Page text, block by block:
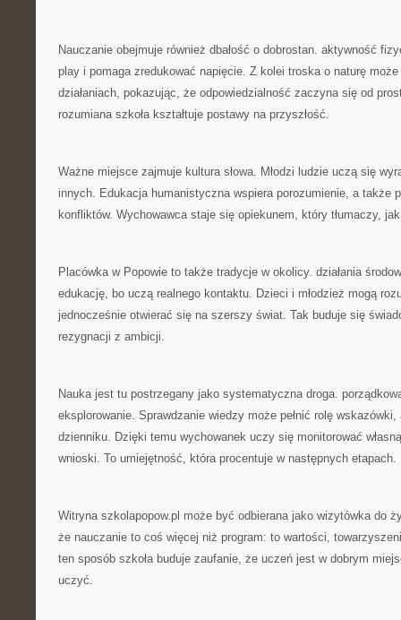
Nauczanie obejmuje również dbałość o dobrostan. aktywność
play i pomaga zredukować napięcie. Z kolei troska o naturę
działaniach, pokazując, że odpowiedzialność zaczyna się od
rozumiana szkoła kształtuje postawy na przyszłość.
Ważne miejsce zajmuje kultura słowa. Młodzi ludzie uczą się
innych. Edukacja humanistyczna wspiera porozumienie, a także
konfliktów. Wychowawca staje się opiekunem, który tłumaczy,
Placówka w Popowie to także tradycje w okolicy. działania
edukację, bo uczą realnego kontaktu. Dzieci i młodzież mogą
jednocześnie otwierać się na szerszy świat. Tak buduje się
rezygnacji z ambicji.
Nauka jest tu postrzegany jako systematyczna droga.
eksplorowanie. Sprawdzanie wiedzy może pełnić rolę
dzienniku. Dzięki temu wychowanek uczy się monitorować
wnioski. To umiejętność, która procentuje w następnych etapach.
Witryna szkolapopow.pl może być odbierana jako wizytówka do
że nauczanie to coś więcej niż program: to wartości,
ten sposób szkoła buduje zaufanie, że uczeń jest w dobrym
uczyć.